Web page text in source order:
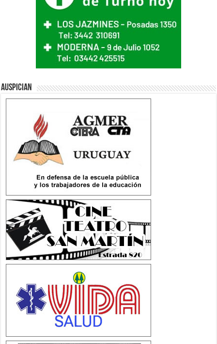
Auspician